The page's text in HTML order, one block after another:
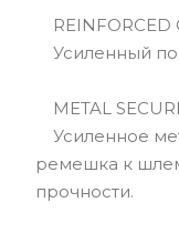
REINFORCED
Усиленный
METAL
Усиленное
ремешка к
прочности.